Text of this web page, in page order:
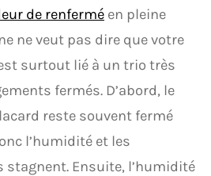
de renfermé en pleine
ne veut pas dire que votre
surtout lié à un trio très
fermés. D’abord, le
reste souvent fermé
l’humidité et les
stagnent. Ensuite, l’humidité